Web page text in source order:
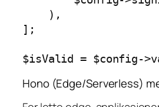
    ),
];
Hono (Edge/Serverless)